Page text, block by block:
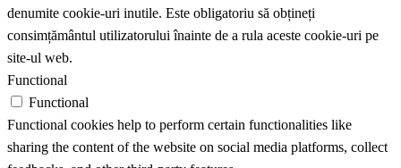
denumite cookie-uri inutile. Este obligatoriu să obțineți
consimțământul utilizatorului înainte de a rula aceste cookie-uri pe
site-ul web.
Functional
Functional
Functional cookies help to perform certain functionalities like
sharing the content of the website on social media platforms, collect